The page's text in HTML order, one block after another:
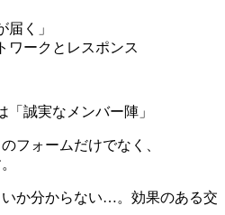
届く」
ワークとレスポンス
「誠実なメンバー陣」
フォームだけでなく、